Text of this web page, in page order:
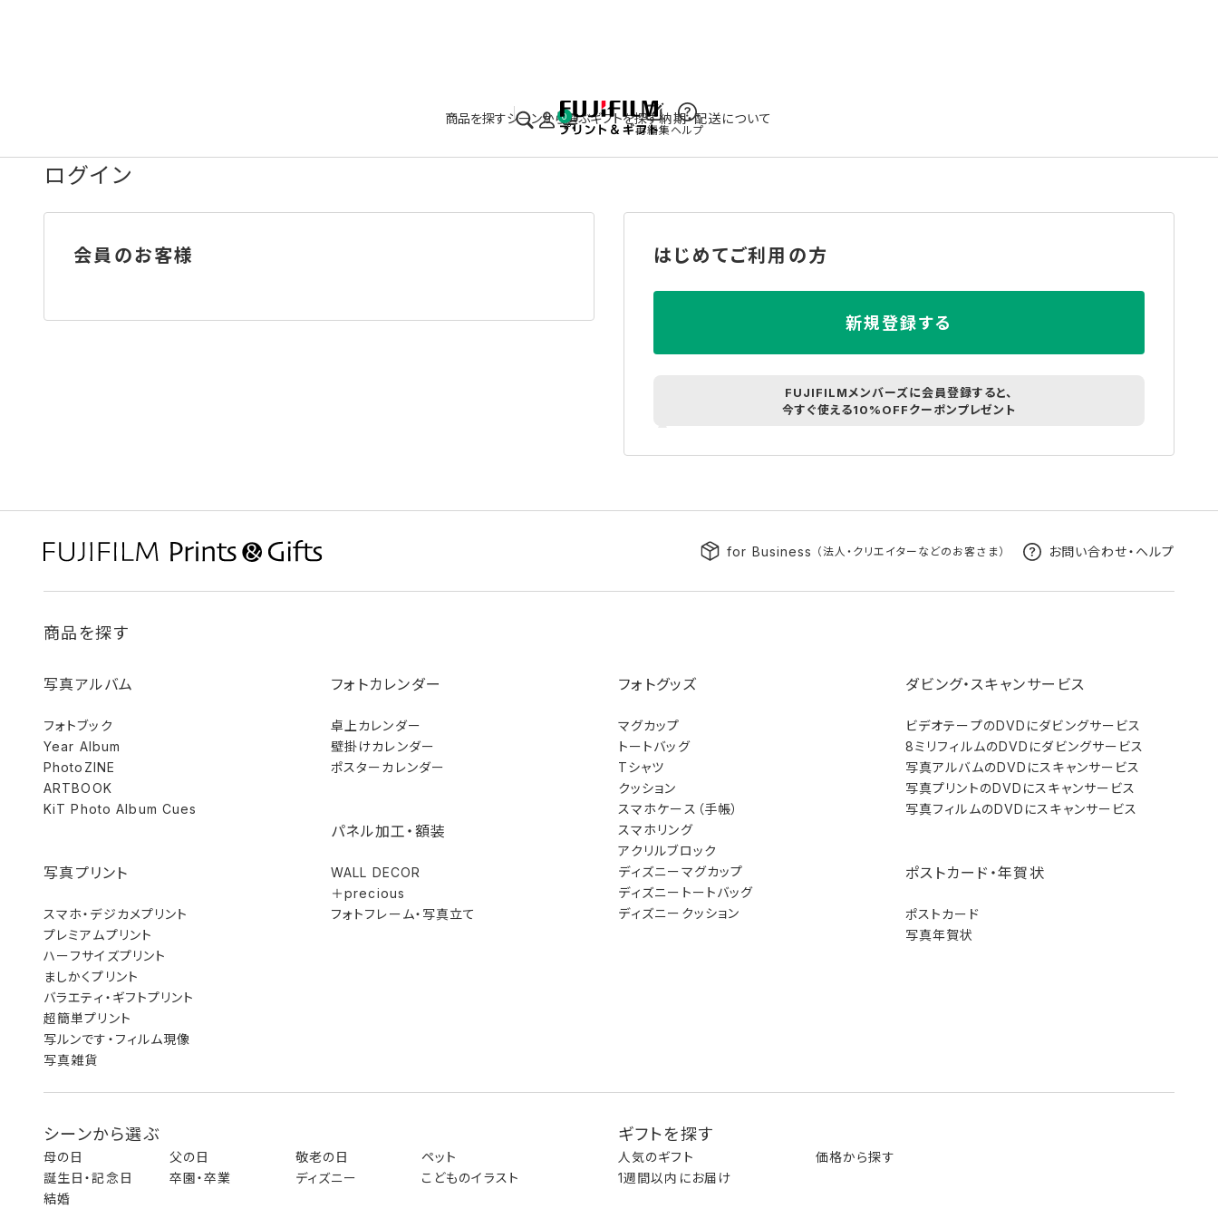
商品を探すシーンから選ぶギフトを探す納期・配送について
0
再編集 ヘルプ
ログイン
会員のお客様 はじめてご利用の方
新規登録する
FUJIFILMメンバーズに会員登録すると、
今すぐ使える10%OFFクーポンプレゼント
for Business （法人・クリエイターなどのお客さま） お問い合わせ・ヘルプ
商品を探す
写真アルバム
フォトブック
Year Album
PhotoZINE
ARTBOOK
KiT Photo Album Cues
写真プリント
スマホ・デジカメプリント
プレミアムプリント
ハーフサイズプリント
ましかくプリント
バラエティ・ギフトプリント
超簡単プリント
写ルンです・フィルム現像
写真雑貨
フォトカレンダー
卓上カレンダー
壁掛けカレンダー
ポスターカレンダー
パネル加工・額装
WALL DECOR
＋precious
フォトフレーム・写真立て
フォトグッズ
マグカップ
トートバッグ
Tシャツ
クッション
スマホケース（手帳）
スマホリング
アクリルブロック
ディズニーマグカップ
ディズニートートバッグ
ディズニークッション
ダビング・スキャンサービス
ビデオテープのDVDにダビングサービス
8ミリフィルムのDVDにダビングサービス
写真アルバムのDVDにスキャンサービス
写真プリントのDVDにスキャンサービス
写真フィルムのDVDにスキャンサービス
ポストカード・年賀状
ポストカード
写真年賀状
シーンから選ぶ
母の日 父の日 敬老の日
ペット
誕生日・記念日
卒園・卒業 ディズニー
こどものイラスト
結婚
ギフトを探す
人気のギフト
価格から探す
1週間以内にお届け